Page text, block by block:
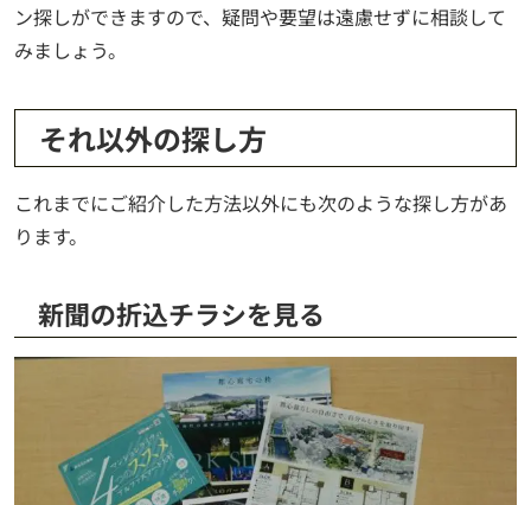
ン探しができますので、疑問や要望は遠慮せずに相談して
みましょう。
それ以外の探し方
これまでにご紹介した方法以外にも次のような探し方があ
ります。
新聞の折込チラシを見る